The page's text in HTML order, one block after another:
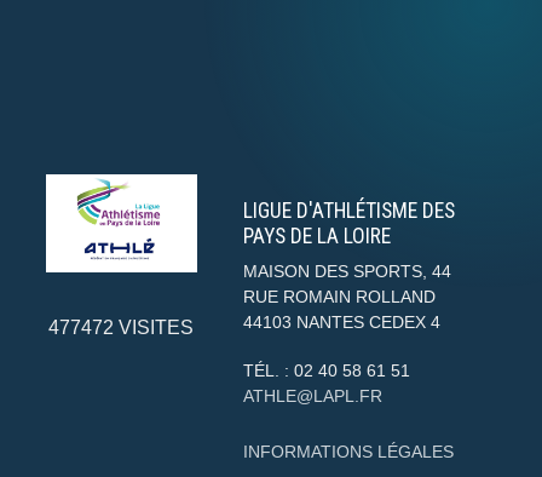
477472 VISITES
LIGUE D'ATHLÉTISME DES
PAYS DE LA LOIRE
MAISON DES SPORTS, 44
RUE ROMAIN ROLLAND
44103 NANTES CEDEX 4
TÉL. : 02 40 58 61 51
ATHLE@LAPL.FR
INFORMATIONS LÉGALES